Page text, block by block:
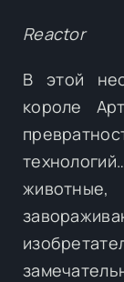
Reactor
В этой
короле